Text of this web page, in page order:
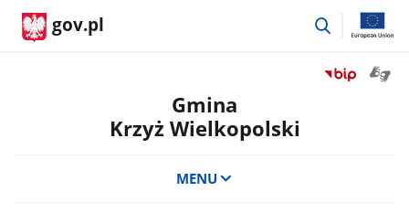
gov.pl
przejdź
Przejdź
Gmina
Krzyż Wielkopolski
MENU